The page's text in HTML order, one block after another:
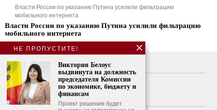
Власти России по указанию Путина усилили фильтрацию
мобильного интернета
Власти России по указанию Путина усилили фильтрацию
мобильного интернета
О нас
Свяжитесь с нами
Политика конфиденциальности
НЕ ПРОПУСТИТЕ!
Виктория Белоус
выдвинута на должность
председателя Комиссии
по экономике, бюджету и
финансам
Проект решения будет